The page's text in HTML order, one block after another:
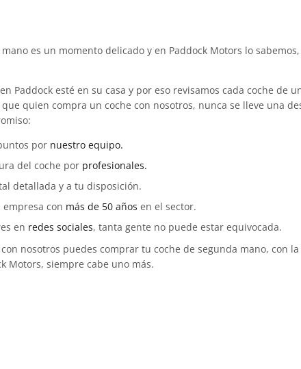
es un momento delicado y en Paddock Motors lo
Paddock esté en su casa y por eso revisamos cada coche de
quien compra un coche con nosotros, nunca se lleve una
por nuestro equipo.
del coche por profesionales.
detallada y a tu disposición.
con más de 50 años en el sector.
en redes sociales, tanta gente no puede estar equivocada.
nosotros puedes comprar tu coche de segunda mano, con
Motors, siempre cabe uno más.